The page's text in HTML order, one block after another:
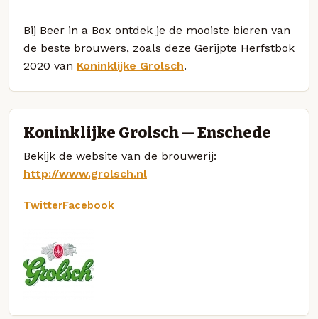
Bij Beer in a Box ontdek je de mooiste bieren van
de beste brouwers, zoals deze Gerijpte Herfstbok
2020 van Koninklijke Grolsch.
Koninklijke Grolsch — Enschede
Bekijk de website van de brouwerij:
http://www.grolsch.nl
TwitterFacebook